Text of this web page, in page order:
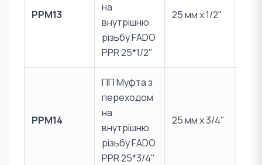
PPM13
на
внутрішню
різьбу FADO
PPR 25*1/2"
25 мм x 1/2"
PPM14
ПП Муфта з
переходом
на
внутрішню
різьбу FADO
PPR 25*3/4"
25 мм x 3/4"